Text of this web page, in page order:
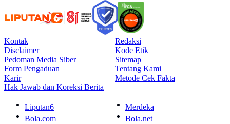
Kontak
Redaksi
Disclaimer
Kode Etik
Pedoman Media Siber
Sitemap
Form Pengaduan
Tentang Kami
Karir
Metode Cek Fakta
Hak Jawab dan Koreksi Berita
Liputan6
Merdeka
Bola.com
Bola.net